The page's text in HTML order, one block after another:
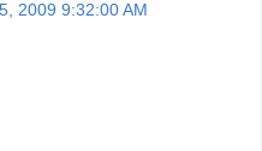
2009 9:32:00 AM